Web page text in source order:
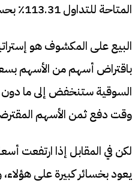
المتاحة للتداول 113.31٪ بحسب S3.
البيع على المكشوف هو
باقتراض أسهم من الأسهم
السوقية ستنخفض إلى ما
وقت دفع ثمن الأسهم
لكن في المقابل إذا ارتفعت
يعود بخسائر كبيرة على هؤلاء،